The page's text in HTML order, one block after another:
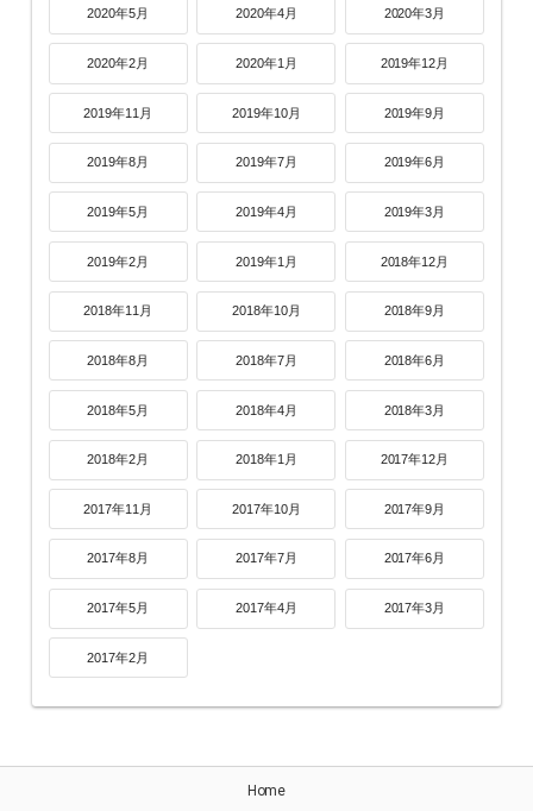
2020年5月 2020年4月 2020年3月
2020年2月 2020年1月 2019年12月
2019年11月 2019年10月 2019年9月
2019年8月 2019年7月 2019年6月
2019年5月 2019年4月 2019年3月
2019年2月 2019年1月 2018年12月
2018年11月 2018年10月 2018年9月
2018年8月 2018年7月 2018年6月
2018年5月 2018年4月 2018年3月
2018年2月 2018年1月 2017年12月
2017年11月 2017年10月 2017年9月
2017年8月 2017年7月 2017年6月
2017年5月 2017年4月 2017年3月
2017年2月
Home